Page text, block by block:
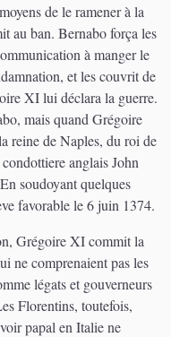
de le ramener à la
au ban. Bernabo força les
à manger le
et les couvrit de
XI lui déclara la guerre.
mais quand Grégoire
reine de Naples, du roi de
anglais John
soudoyant quelques
favorable le 6 juin 1374.
Grégoire XI commit la
ne comprenaient pas les
légats et gouverneurs
Florentins, toutefois,
papal en Italie ne